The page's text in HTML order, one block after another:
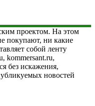
проектом. На этом
покупают, ни какие
собой ленту
kommersant.ru,
без искажения,
новостей